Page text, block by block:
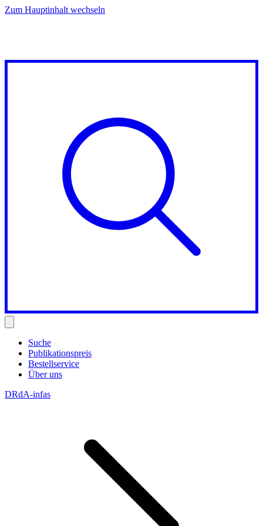
Zum Hauptinhalt wechseln
Suche
Publikationspreis
Bestellservice
Über uns
DRdA-infas